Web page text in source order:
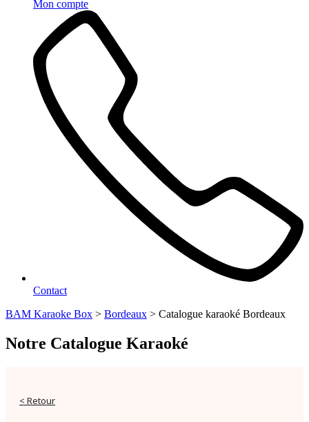
Mon compte
Contact
BAM Karaoke Box > Bordeaux > Catalogue karaoké Bordeaux
Notre Catalogue Karaoké
< Retour